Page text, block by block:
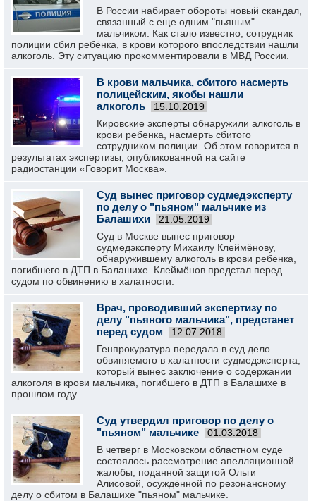
В России набирает обороты новый скандал,
связанный с еще одним "пьяным"
мальчиком. Как стало известно, сотрудник
полиции сбил ребёнка, в крови которого впоследствии нашли
алкоголь. Эту ситуацию прокомментировали в МВД России.
В крови мальчика, сбитого насмерть
полицейским, якобы нашли
алкоголь
15.10.2019
Кировские эксперты обнаружили алкоголь в
крови ребенка, насмерть сбитого
сотрудником полиции. Об этом говорится в
результатах экспертизы, опубликованной на сайте
радиостанции «Говорит Москва».
Суд вынес приговор судмедэксперту
по делу о "пьяном" мальчике из
Балашихи
21.05.2019
Суд в Москве вынес приговор
судмедэксперту Михаилу Клеймёнову,
обнаружившему алкоголь в крови ребёнка,
погибшего в ДТП в Балашихе. Клеймёнов предстал перед
судом по обвинению в халатности.
Врач, проводивший экспертизу по
делу "пьяного мальчика", предстанет
перед судом
12.07.2018
Генпрокуратура передала в суд дело
обвиняемого в халатности судмедэксперта,
который вынес заключение о содержании
алкоголя в крови мальчика, погибшего в ДТП в Балашихе в
прошлом году.
Суд утвердил приговор по делу о
"пьяном" мальчике
01.03.2018
В четверг в Московском областном суде
состоялось рассмотрение апелляционной
жалобы, поданной защитой Ольги
Алисовой, осуждённой по резонансному
делу о сбитом в Балашихе "пьяном" мальчике.